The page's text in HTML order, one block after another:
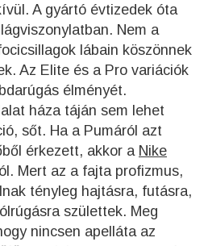
A gyártó évtizedek óta
Nem a
lábain köszönnek
Az Elite és a Pro variációk
élményét.
háza táján sem lehet
sőt. Ha a Pumáról azt
érkezett, akkor a Nike
Mert az a fajta profizmus,
tényleg hajtásra, futásra,
születtek. Meg
nincsen apelláta az